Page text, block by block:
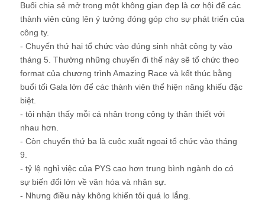
Buổi chia sẻ mở trong một không gian đẹp là cơ hội để các
thành viên cùng lên ý tưởng đóng góp cho sự phát triển của
công ty.
- Chuyến thứ hai tổ chức vào đúng sinh nhật công ty vào
tháng 5. Thường những chuyến đi thế này sẽ tổ chức theo
format của chương trình Amazing Race và kết thúc bằng
buổi tối Gala lớn để các thành viên thể hiện năng khiếu đặc
biệt.
- tôi nhận thấy mỗi cá nhân trong công ty thân thiết với
nhau hơn.
- Còn chuyến thứ ba là cuộc xuất ngoại tổ chức vào tháng
9.
- tỷ lệ nghỉ việc của PYS cao hơn trung bình ngành do có
sự biến đổi lớn về văn hóa và nhân sự.
- Nhưng điều này không khiến tôi quá lo lắng.